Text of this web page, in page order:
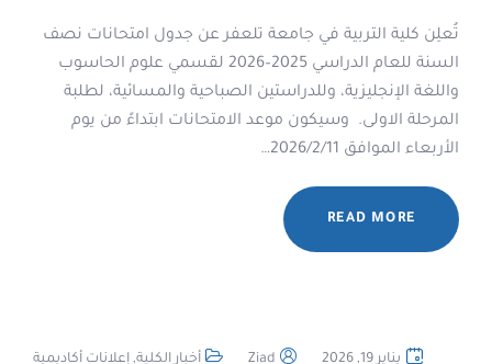
‏تُعلِن كلية التربية في جامعة تلعفر عن جدول امتحانات نصف
السنة للعام الدراسي 2025–2026 لقسمي علوم الحاسوب
واللغة الإنجليزية، وللدراستين الصباحية والمسائية، لطلبة
المرحلة الاولى. ‏ ‏وسيكون موعد الامتحانات ابتداءً من يوم
الأربعاء الموافق 2026/2/11…
READ MORE
يناير 19, 2026 Ziad أخبار الكلية, إعلانات أكاديمية